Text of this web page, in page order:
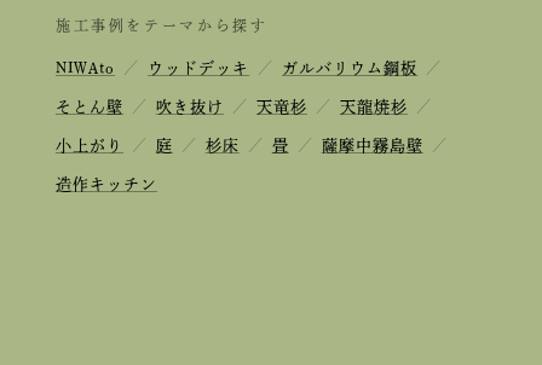
施工事例をテーマから探す
NIWAto ／ ウッドデッキ ／ ガルバリウム鋼板 ／
そとん壁 ／ 吹き抜け ／ 天竜杉 ／ 天龍焼杉 ／
小上がり ／ 庭 ／ 杉床 ／ 畳 ／ 薩摩中霧島壁 ／
造作キッチン